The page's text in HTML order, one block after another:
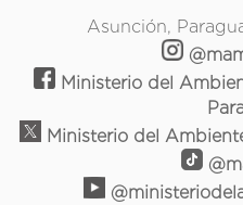
Asunción,
Ministerio del
Ministerio del